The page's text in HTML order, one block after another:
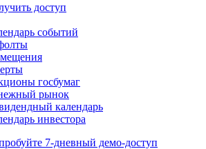
доступ
событий
госбумаг
рынок
календарь
инвестора
7-дневный демо-доступ